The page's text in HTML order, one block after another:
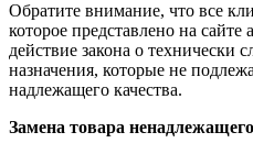
Обратите внимание, что все
которое представлено на сайте
действие закона о технически
назначения, которые не
надлежащего качества.
Замена товара